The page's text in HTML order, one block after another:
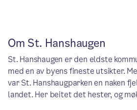
Om St. Hanshaugen
St. Hanshaugen er den eldste
med en av byens fineste utsikter.
var St. Hanshaugparken en naken
landet. Her beitet det hester, og